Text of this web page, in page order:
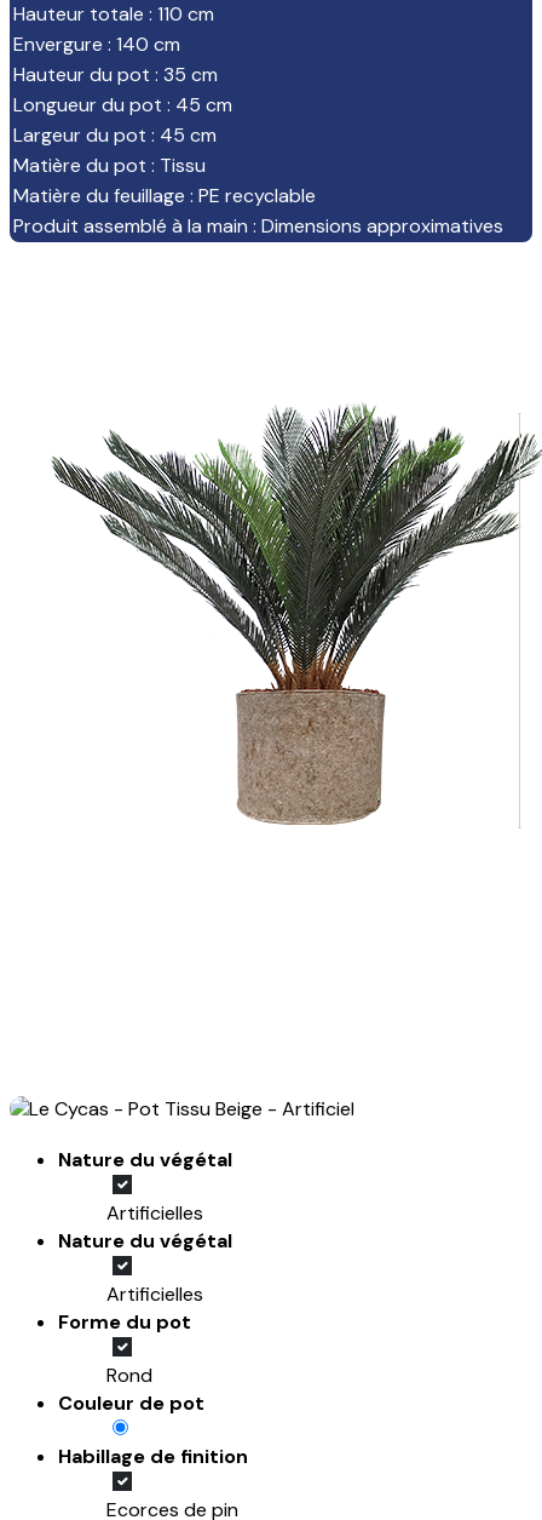
Hauteur totale : 110 cm
Envergure : 140 cm
Hauteur du pot : 35 cm
Longueur du pot : 45 cm
Largeur du pot : 45 cm
Matière du pot : Tissu
Matière du feuillage : PE recyclable
Produit assemblé à la main : Dimensions approximatives
Nature du végétal
Artificielles
Nature du végétal
Artificielles
Forme du pot
Rond
Couleur de pot
Habillage de finition
Ecorces de pin